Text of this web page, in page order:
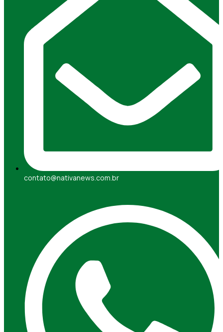
contato@nativanews.com.br